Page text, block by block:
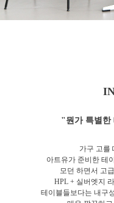
"뭔가 특별한
가구 고를
아트유가 준비한 테
모던 하면서 고
HPL + 실버엣지
테이블들보다는 내구